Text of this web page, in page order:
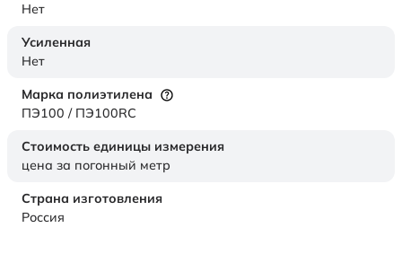
Нет
Усиленная
Нет
Марка полиэтилена
ПЭ100 / ПЭ100RC
Стоимость единицы измерения
цена за погонный метр
Страна изготовления
Россия